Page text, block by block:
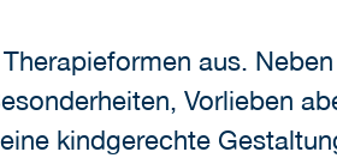
aus.
Vorlieben
kindgerechte